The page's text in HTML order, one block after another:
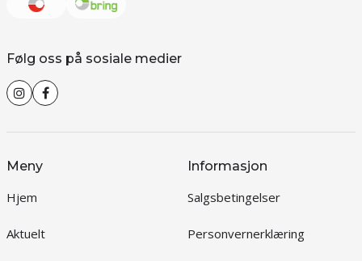
Følg oss på sosiale medier
Meny
Hjem
Aktuelt
Informasjon
Salgsbetingelser
Personvernerklæring